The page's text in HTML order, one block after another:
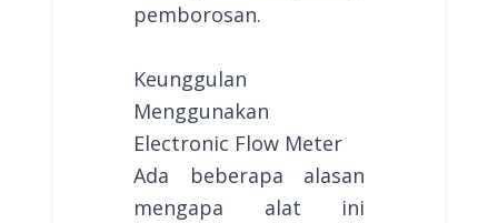
pemborosan.
Keunggulan
Menggunakan
Electronic Flow Meter
Ada beberapa alasan
mengapa alat ini